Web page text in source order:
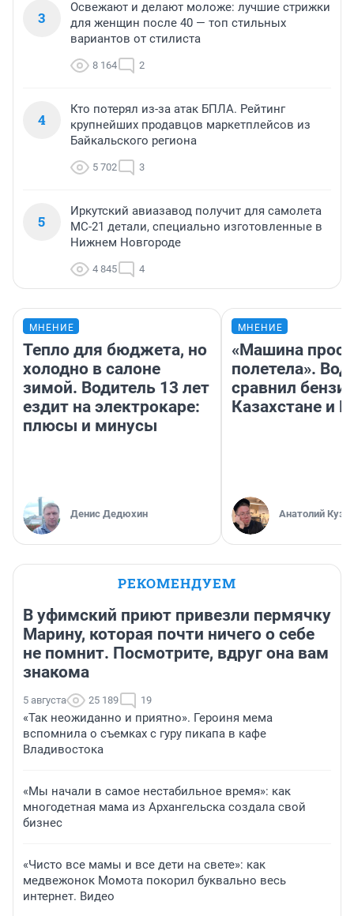
3
Освежают и делают моложе: лучшие стрижки
для женщин после 40 — топ стильных
вариантов от стилиста
8 164 2
4
Кто потерял из-за атак БПЛА. Рейтинг
крупнейших продавцов маркетплейсов из
Байкальского региона
5 702 3
5
Иркутский авиазавод получит для самолета
МС-21 детали, специально изготовленные в
Нижнем Новгороде
4 845 4
МНЕНИЕ
Тепло для бюджета, но
холодно в салоне
зимой. Водитель 13 лет
ездит на электрокаре:
плюсы и минусы
Денис Дедюхин
МНЕНИЕ
«Машина
полетела».
сравнил
Казахстане и
Анатолий
РЕКОМЕНДУЕМ
В уфимский приют привезли пермячку
Марину, которая почти ничего о себе
не помнит. Посмотрите, вдруг она вам
знакома
5 августа 25 189 19
«Так неожиданно и приятно». Героиня мема
вспомнила о съемках с гуру пикапа в кафе
Владивостока
«Мы начали в самое нестабильное время»: как
многодетная мама из Архангельска создала свой
бизнес
«Чисто все мамы и все дети на свете»: как
медвежонок Момота покорил буквально весь
интернет. Видео